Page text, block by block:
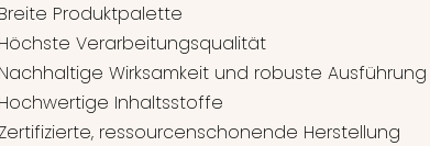
Breite Produktpalette
Höchste Verarbeitungsqualität
Nachhaltige Wirksamkeit und robuste Ausführung
Hochwertige Inhaltsstoffe
Zertifizierte, ressourcenschonende Herstellung